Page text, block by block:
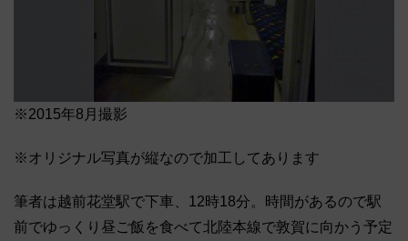
※2015年8月撮影
※オリジナル写真が縦なので加工してあります
筆者は越前花堂駅で下車、12時18分。時間があるので駅
前でゆっくり昼ご飯を食べて北陸本線で敦賀に向かう予定